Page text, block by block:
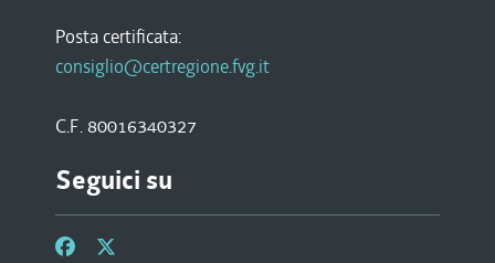
Posta certificata:
consiglio@certregione.fvg.it
C.F. 80016340327
Seguici su